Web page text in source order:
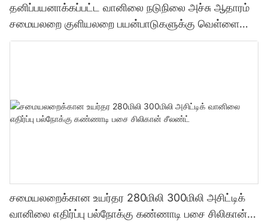
தனிப்பயனாக்கப்பட்ட வானிலை நடுநிலை அச்சு ஆதாரம்
சமையலறை குளியலறை பயன்பாடுகளுக்கு வெள்ளை
சிலிகான் முத்திரை குத்த பயன்படும் மெழுகு போன்ற ஒரு
சமையலறைக்கான உயர்தர 280மிலி 300மிலி அசிட்டிக்
வானிலை எதிர்ப்பு பல்நோக்கு கண்ணாடி பசை சிலிகான்